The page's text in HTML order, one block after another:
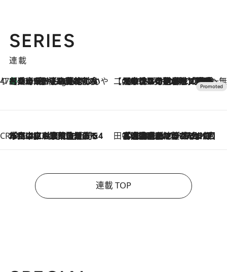
SERIES
連載
47都道府県の手みやげ ひんやりスイーツで夏を満喫
10 Hours Ago
【兵庫県】この夏絶対食べたい 冷やしておいしいおやつ3選 淡路島の恵みをジェラートに集約 【CREA×星野リゾート】唯一無二。癒しと発見が待つ場所へ
2026.8.7
【トンボの足水浴】ヒノキの香りに包まれて涼感マックス！約13℃の湧水かけ流しを避暑地「星野温泉 トンボの湯」で体験
CREA'S CHOICE
2026.8.7
「立川にも歌舞伎があるんだよ」 片岡仁左衛門・市川中車ら豪華座組みで4年目の立川立飛歌舞伎へ 田中稲の勝手に再ブーム
2026.8.7
「湘南乃風に憧れて」観客大盛上がりの“タオル回し”に、ラッパー顔負けの高速歌唱まで…さだまさし（74）のアグレッシブすぎる現在地
連載 TOP